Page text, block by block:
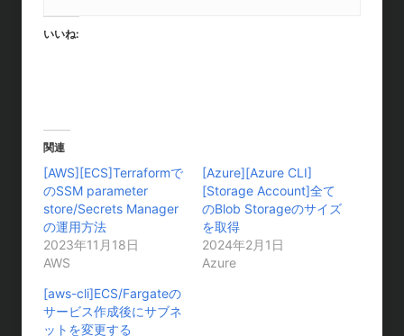
いいね:
関連
[AWS][ECS]Terraformで
のSSM parameter
store/Secrets Manager
の運用方法
2023年11月18日
AWS
[Azure][Azure CLI]
[Storage Account]全て
のBlob Storageのサイズ
を取得
2024年2月1日
Azure
[aws-cli]ECS/Fargateの
サービス作成後にサブネ
ットを変更する